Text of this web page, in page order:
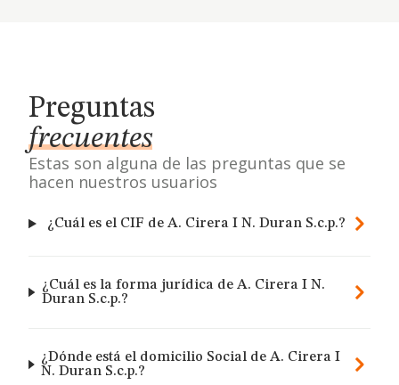
Preguntas
frecuentes
Estas son alguna de las preguntas que se
hacen nuestros usuarios
¿Cuál es el CIF de A. Cirera I N. Duran S.c.p.?
¿Cuál es la forma jurídica de A. Cirera I N.
Duran S.c.p.?
¿Dónde está el domicilio Social de A. Cirera I
N. Duran S.c.p.?